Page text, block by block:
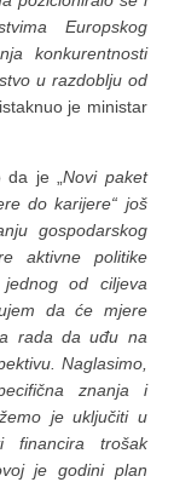
Europskog
konkurentnosti
u razdoblju od
istaknuo je ministar
da je „Novi paket
do karijere“ još
gospodarskog
aktivne politike
jednog od ciljeva
da će mjere
rada da uđu na
Naglasimo,
znanja i
je uključiti u
financira trošak
je godini plan